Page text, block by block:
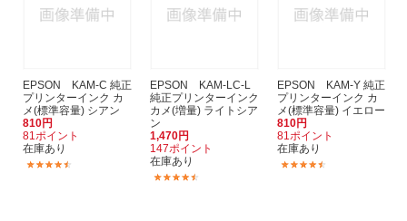
EPSON KAM-C 純正
プリンターインク カ
メ(標準容量) シアン
810円
81ポイント
在庫あり
EPSON KAM-LC-L
純正プリンターインク
カメ(増量) ライトシア
ン
1,470円
147ポイント
在庫あり
EPSON KAM-Y 純正
プリンターインク カ
メ(標準容量) イエロー
810円
81ポイント
在庫あり